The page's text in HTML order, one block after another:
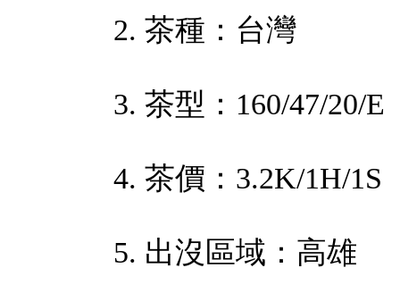
2. 茶種：台灣
3. 茶型：160/47/20/E
4. 茶價：3.2K/1H/1S
5. 出沒區域：高雄